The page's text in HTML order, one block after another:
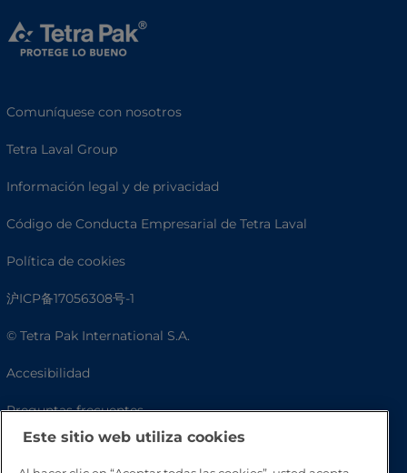
Comuníquese con nosotros
Tetra Laval Group
Información legal y de privacidad
Código de Conducta Empresarial de Tetra Laval
Política de cookies
沪ICP备17056308号-1
© Tetra Pak International S.A.
Accesibilidad
Preguntas frecuentes
Este sitio web utiliza cookies